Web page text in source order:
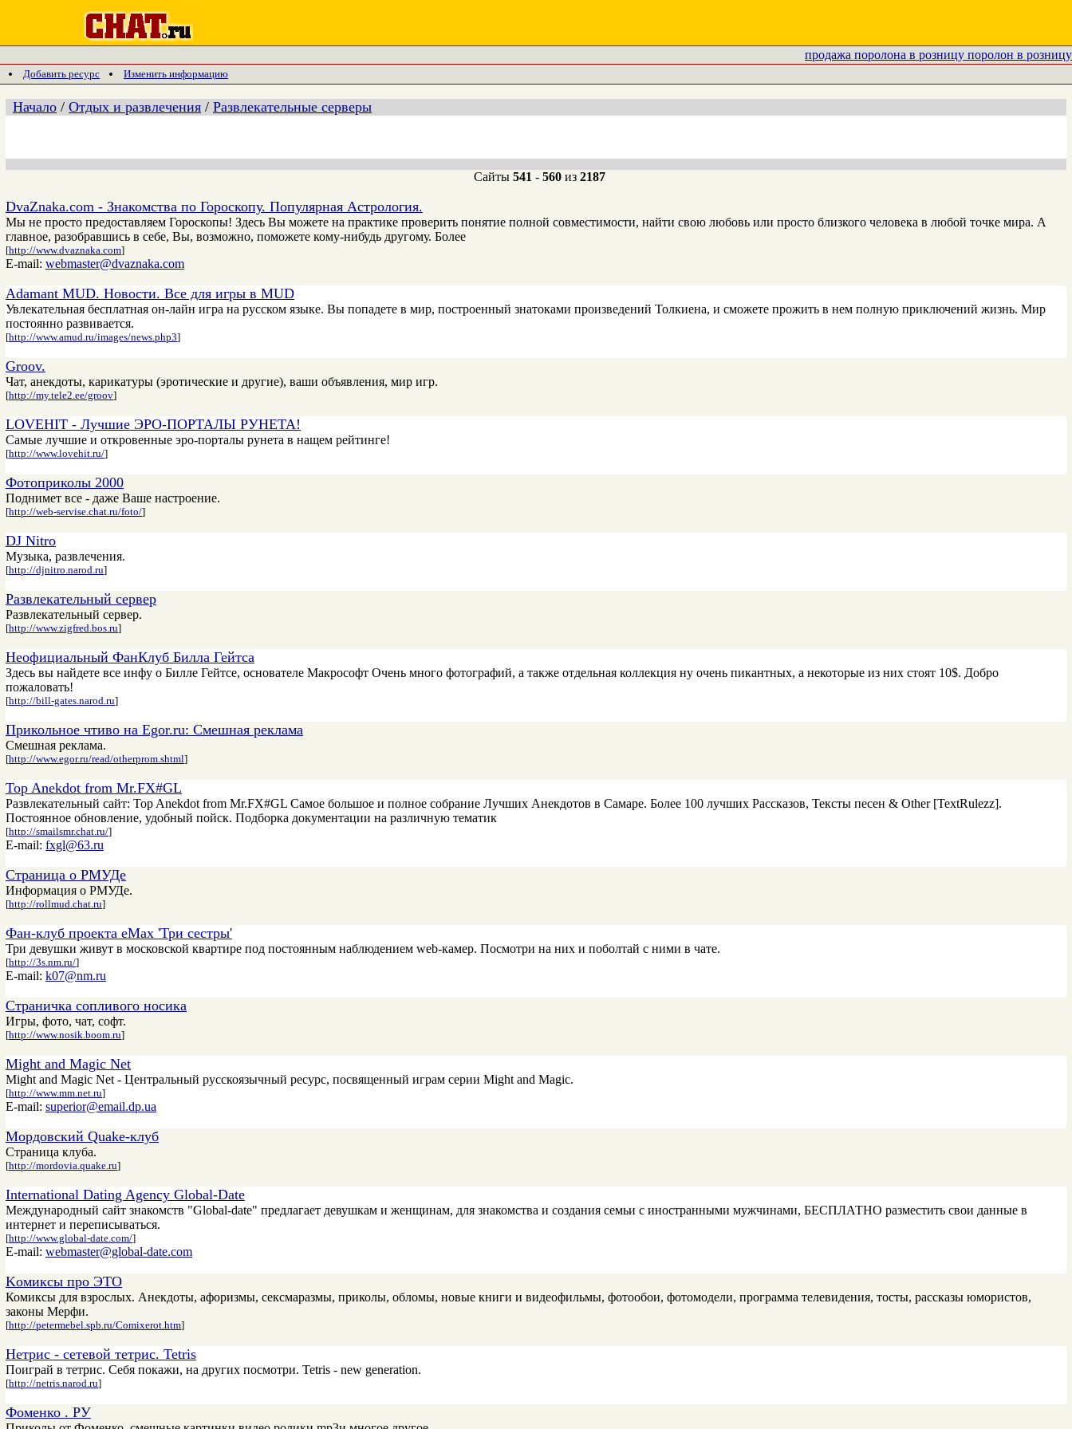
продажа поролона в розницу поролон в розницу
Добавить ресурс Изменить информацию
Начало / Отдых и развлечения / Развлекательные серверы
Сайты 541 - 560из 2187
DvaZnaka.com - Знакомства по Гороскопу. Популярная Астрология.
Мы не просто предоставляем Гороскопы! Здесь Вы можете на практике проверить понятие полной совместимости, найти свою любовь или просто близкого человека в любой точке мира. А
главное, разобравшись в себе, Вы, возможно, поможете кому-нибудь другому. Более
[http://www.dvaznaka.com]
E-mail: webmaster@dvaznaka.com
Adamant MUD. Новости. Все для игры в MUD
Увлекательная бесплатная он-лайн игра на русском языке. Вы попадете в мир, построенный знатоками произведений Толкиена, и сможете прожить в нем полную приключений жизнь. Мир
постоянно развивается.
[http://www.amud.ru/images/news.php3]
Groov.
Чат, анекдоты, карикатуры (эротические и другие), ваши объявления, мир игр.
[http://my.tele2.ee/groov]
LOVEHIT - Лучшие ЭРО-ПОРТАЛЫ РУНЕТА!
Самые лучшие и откровенные эро-порталы рунета в нащем рейтинге!
[http://www.lovehit.ru/]
Фотоприколы 2000
Поднимет все - даже Ваше настроение.
[http://web-servise.chat.ru/foto/]
DJ Nitro
Музыка, развлечения.
[http://djnitro.narod.ru]
Развлекательный сервер
Развлекательный сервер.
[http://www.zigfred.bos.ru]
Неофициальный ФанКлуб Билла Гейтса
Здесь вы найдете все инфу о Билле Гейтсе, основателе Макрософт Очень много фотографий, а также отдельная коллекция ну очень пикантных, а некоторые из них стоят 10$. Добро
пожаловать!
[http://bill-gates.narod.ru]
Прикольное чтиво на Egor.ru: Смешная реклама
Смешная реклама.
[http://www.egor.ru/read/otherprom.shtml]
Top Anekdot from Mr.FX#GL
Развлекательный сайт: Top Anekdot from Mr.FX#GL Самое большое и полное собрание Лучших Анекдотов в Самаре. Более 100 лучших Рассказов, Тексты песен & Other [TextRulezz].
Постоянное обновление, удобный пойск. Подборка документации на различную тематик
[http://smailsmr.chat.ru/]
E-mail: fxgl@63.ru
Страница о РМУДе
Информация о РМУДе.
[http://rollmud.chat.ru]
Фан-клуб проекта eMax 'Три сестры'
Три девушки живут в московской квартире под постоянным наблюдением web-камер. Посмотри на них и поболтай с ними в чате.
[http://3s.nm.ru/]
E-mail: k07@nm.ru
Страничка сопливого носика
Игры, фото, чат, софт.
[http://www.nosik.boom.ru]
Might and Magic Net
Might and Magic Net - Центральный русскоязычный ресурс, посвященный играм серии Might and Magic.
[http://www.mm.net.ru]
E-mail: superior@email.dp.ua
Мордовский Quake-клуб
Страница клуба.
[http://mordovia.quake.ru]
International Dating Agency Global-Date
Международный сайт знакомств "Global-date" предлагает девушкам и женщинам, для знакомства и создания семьи с иностранными мужчинами, БЕСПЛАТНО разместить свои данные в
интернет и переписываться.
[http://www.global-date.com/]
E-mail: webmaster@global-date.com
Kомиксы про ЭТО
Комиксы для взрослых. Анекдоты, афоризмы, сексмаразмы, приколы, обломы, новые книги и видеофильмы, фотообои, фотомодели, программа телевидения, тосты, рассказы юмористов,
законы Мерфи.
[http://petermebel.spb.ru/Comixerot.htm]
Нетрис - сетевой тетрис. Tetris
Поиграй в тетрис. Себя покажи, на других посмотри. Tetris - new generation.
[http://netris.narod.ru]
Фоменко . РУ